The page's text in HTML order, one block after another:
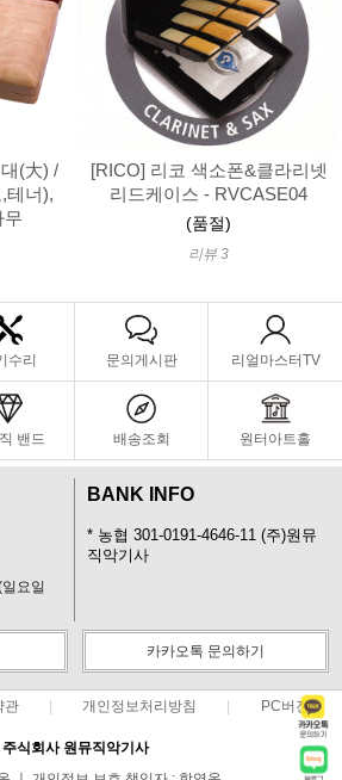
(大) /
테너),
무
[RICO] 리코 색소폰&클라리넷
리드케이스 - RVCASE04
(품절)
리뷰 3
수리 문의게시판 리얼마스터TV
밴드 배송조회 원터아트홀
요일
BANK INFO
* 농협 301-0191-4646-11 (주)원뮤
직악기사
카카오톡 문의하기
관 개인정보처리방침 PC버전
주식회사 원뮤직악기사